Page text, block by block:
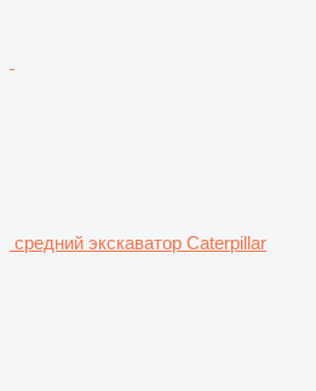
средний экскаватор Caterpillar